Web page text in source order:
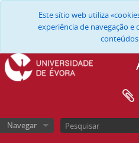
Este sítio web utiliza
experiência de navegação e
Navegar